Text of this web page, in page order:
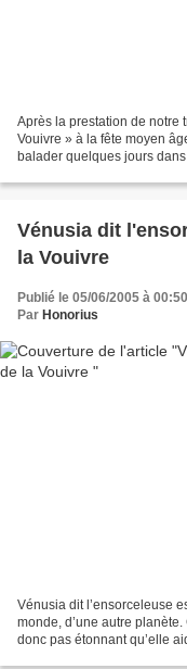
Après la prestation de notre
Vouivre » à la fête moyen
balader quelques jours
Vénusia dit
la Vouivre
Publié le 05/06/2005 à 00:50
Par Honorius
Vénusia dit l’ensorceleuse
monde, d’une autre
donc pas étonnant qu’elle